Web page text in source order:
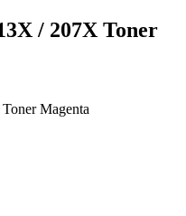
/ 207X Toner